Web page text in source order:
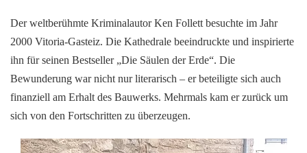
Der weltberühmte Kriminalautor Ken Follett besuchte im Jahr
2000 Vitoria-Gasteiz. Die Kathedrale beeindruckte und inspirierte
ihn für seinen Bestseller „Die Säulen der Erde“. Die
Bewunderung war nicht nur literarisch – er beteiligte sich auch
finanziell am Erhalt des Bauwerks. Mehrmals kam er zurück um
sich von den Fortschritten zu überzeugen.